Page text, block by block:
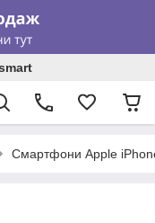
Смартфони Apple